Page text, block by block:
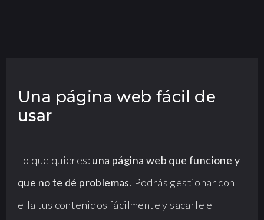
Una página web fácil de
usar
Lo que quieres: una página web que funcione y
que no te dé problemas. Podrás gestionar con
ella tus contenidos fácilmente y sacarle el